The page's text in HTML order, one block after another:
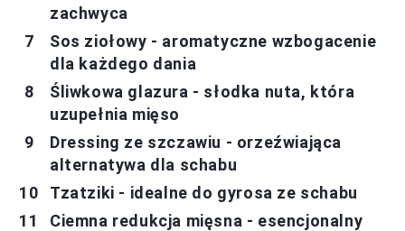
zachwyca
Sos ziołowy - aromatyczne wzbogacenie
dla każdego dania
Śliwkowa glazura - słodka nuta, która
uzupełnia mięso
Dressing ze szczawiu - orzeźwiająca
alternatywa dla schabu
Tzatziki - idealne do gyrosa ze schabu
Ciemna redukcja mięsna - esencjonalny